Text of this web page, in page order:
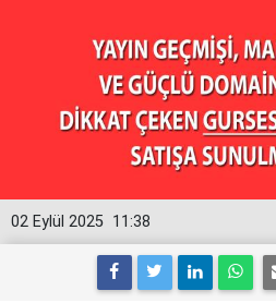
11:38
02 Eylül 2025